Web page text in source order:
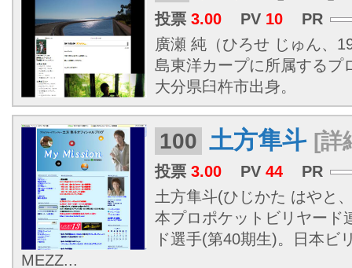
投票 3.00 PV 10
PR
廣瀬 純（ひろせ じゅん、
島東洋カープに所属するプ
大分県臼杵市出身。
100 土方隼斗 [詳
投票 3.00 PV 44
PR
土方隼斗(ひじかた はやと
本プロポケットビリヤード
ド選手(第40期生)。日本ビ
MEZZ...